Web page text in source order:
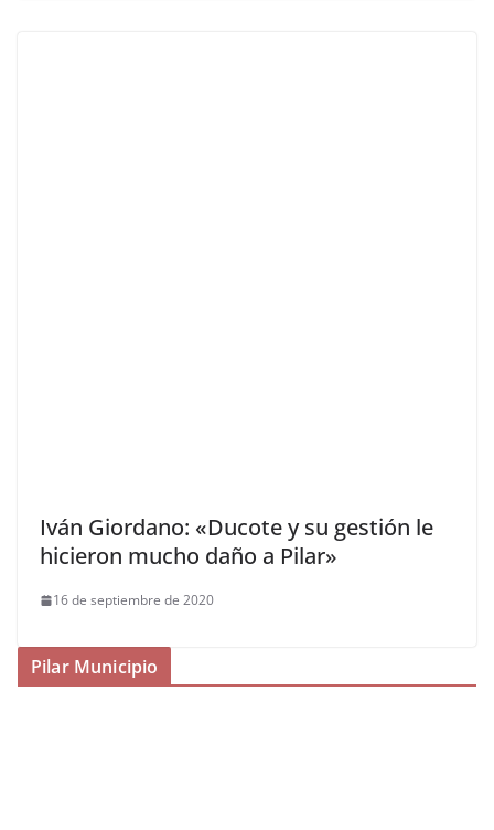
Iván Giordano: «Ducote y su gestión le
hicieron mucho daño a Pilar»
16 de septiembre de 2020
Pilar Municipio